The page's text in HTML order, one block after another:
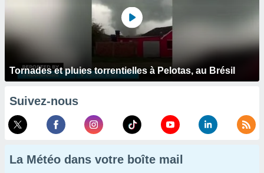
Tornades et pluies torrentielles à Pelotas, au Brésil
Suivez-nous
La Météo dans votre boîte mail